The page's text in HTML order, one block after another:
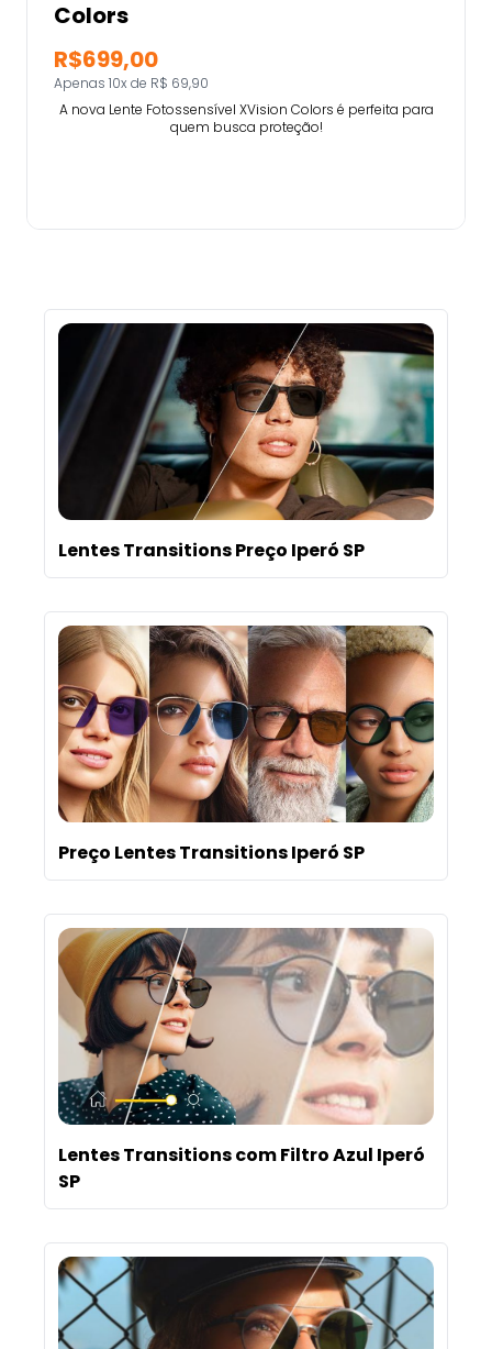
Colors
R$699,00
Apenas 10x de R$ 69,90
A nova Lente Fotossensível XVision Colors é perfeita para
quem busca proteção!
Lentes Transitions Preço Iperó SP
Preço Lentes Transitions Iperó SP
Lentes Transitions com Filtro Azul Iperó
SP